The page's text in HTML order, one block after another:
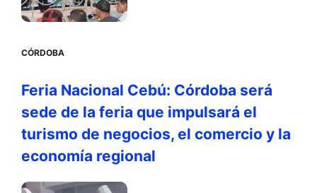
CÓRDOBA
Feria Nacional Cebú: Córdoba será
sede de la feria que impulsará el
turismo de negocios, el comercio y la
economía regional